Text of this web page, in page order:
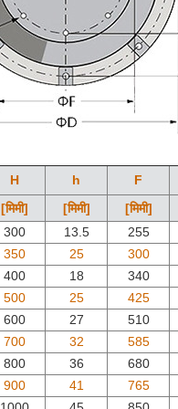
H h F
[मिमी] [मिमी] [मिमी]
300 13.5 255
350 25 300
400 18 340
500 25 425
600 27 510
700 32 585
800 36 680
900 41 765